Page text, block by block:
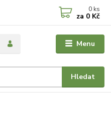
Menu
Hledat
0 ks
za 0 Kč